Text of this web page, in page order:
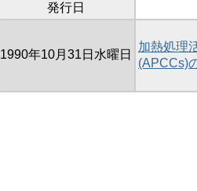
発行日
1990年10月31日水曜日
加熱処理
(APCCs)